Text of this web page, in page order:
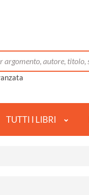
TUTTI I LIBRI